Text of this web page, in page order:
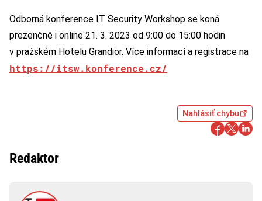
Odborná konference IT Security Workshop se koná
prezenčně i online 21. 3. 2023 od 9:00 do 15:00 hodin
v pražském Hotelu Grandior. Více informací a registrace na
https://itsw.konference.cz/
Nahlásiť chybu
Redaktor